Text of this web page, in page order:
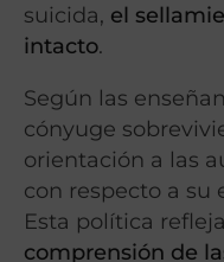
suicida, el
intacto.
Según las
cónyuge
orientación a las
con respecto a su
Esta política
comprensión de